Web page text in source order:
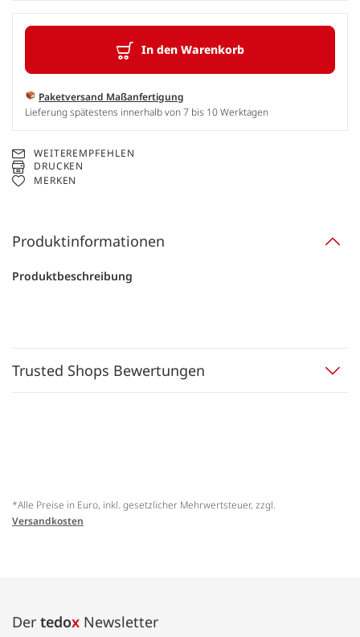
In den Warenkorb
Paketversand Maßanfertigung
Lieferung spätestens innerhalb von 7 bis 10 Werktagen
WEITEREMPFEHLEN
DRUCKEN
MERKEN
Produktinformationen
Produktbeschreibung
Trusted Shops Bewertungen
*Alle Preise in Euro, inkl. gesetzlicher Mehrwertsteuer, zzgl.
Versandkosten
Der tedox Newsletter